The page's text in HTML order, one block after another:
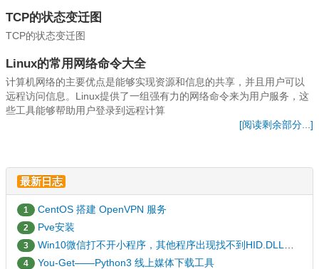
TCP的状态变迁图
TCP的状态变迁图
Linux的常用网络命令大全
计算机网络的主要优点是能够实现资源和信息的共享，并且用户可以
远程访问信息。Linux提供了一组强有力的网络命令来为用户服务，这
些工具能够帮助用户登录到远程计算
[阅读剩余部分...]
最新日志
1 CentOS 搭建 OpenVPN 服务
2 Pve安装
3 Win10微信打不开小程序，其他程序出现找不到HID.DLL的解决办法
4 You-Get——Python3 线上媒体下载工具